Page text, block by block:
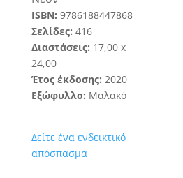
ISBN:9786188447868
Σελίδες:416
Διαστάσεις: 17,00 x
24,00
Έτος έκδοσης:2020
Εξώφυλλο: Μαλακό
Δείτε ένα ενδεικτικό
απόσπασμα